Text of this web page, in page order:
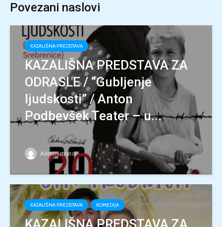
Povezani naslovi
KAZALIŠNA PREDSTAVA
KAZALIŠNA PREDSTAVA ZA
ODRASLE / “Gubljenje
ljudskosti” / Anton
Podbevšek Teater – u...
Administrator
KAZALIŠNA PREDSTAVA KOMEDIJA
KAZALIŠNA PREDSTAVA ZA